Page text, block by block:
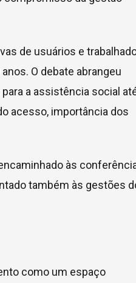
de usuários e
O debate abrangeu
a assistência social
acesso, importância dos
às
também às gestões
como um espaço